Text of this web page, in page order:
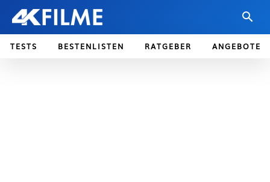
TESTS BESTENLISTEN RATGEBER ANGEBOTE